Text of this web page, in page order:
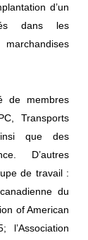
d’un
dans les
de membres
Transports
que des
D’autres
de travail :
du
of American
l’Association